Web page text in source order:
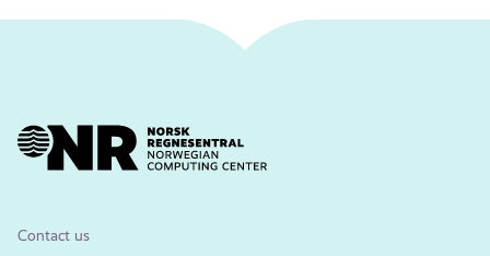
Contact us